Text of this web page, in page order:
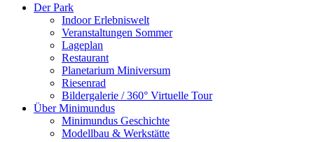
Der Park
Indoor Erlebniswelt
Veranstaltungen Sommer
Lageplan
Restaurant
Planetarium Miniversum
Riesenrad
Bildergalerie / 360° Virtuelle Tour
Über Minimundus
Minimundus Geschichte
Modellbau & Werkstätte